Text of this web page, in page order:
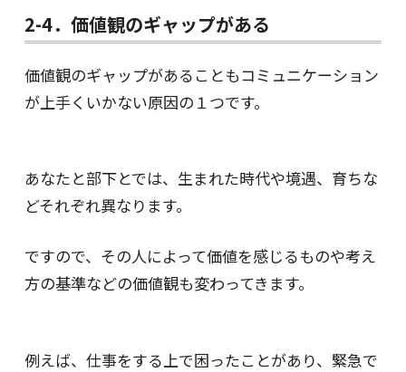
2-4．価値観のギャップがある
価値観のギャップがあることもコミュニケーション
が上手くいかない原因の１つです。
あなたと部下とでは、生まれた時代や境遇、育ちな
どそれぞれ異なります。
ですので、その人によって価値を感じるものや考え
方の基準などの価値観も変わってきます。
例えば、仕事をする上で困ったことがあり、緊急で